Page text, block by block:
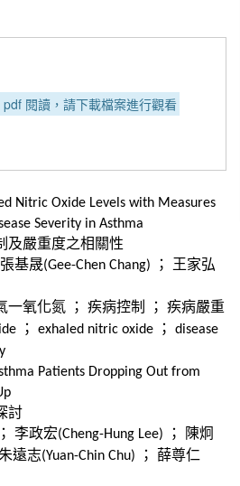
閱讀，請下載檔案進行觀看
Nitric Oxide Levels with Measures
Severity in Asthma
及嚴重度之相關性
張基晟(Gee-Chen Chang) ； 王家弘
一氧化氮 ； 疾病控制 ； 疾病嚴重
； exhaled nitric oxide ；
disease
Patients Dropping Out from
討
； 李政宏(Cheng-Hung Lee) ；
陳炯
朱遠志(Yuan-Chin Chu) ； 薛尊仁